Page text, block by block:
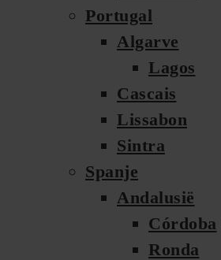
Portugal
Algarve
Lagos
Cascais
Lissabon
Sintra
Spanje
Andalusië
Córdoba
Ronda